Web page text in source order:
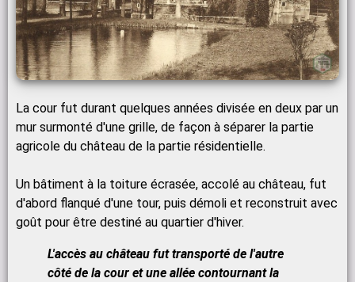
La cour fut durant quelques années divisée en deux par un
mur surmonté d'une grille, de façon à séparer la partie
agricole du château de la partie résidentielle.
Un bâtiment à la toiture écrasée, accolé au château, fut
d'abord flanqué d'une tour, puis démoli et reconstruit avec
goût pour être destiné au quartier d'hiver.
L'accès au château fut transporté de l'autre
côté de la cour et une allée contournant la